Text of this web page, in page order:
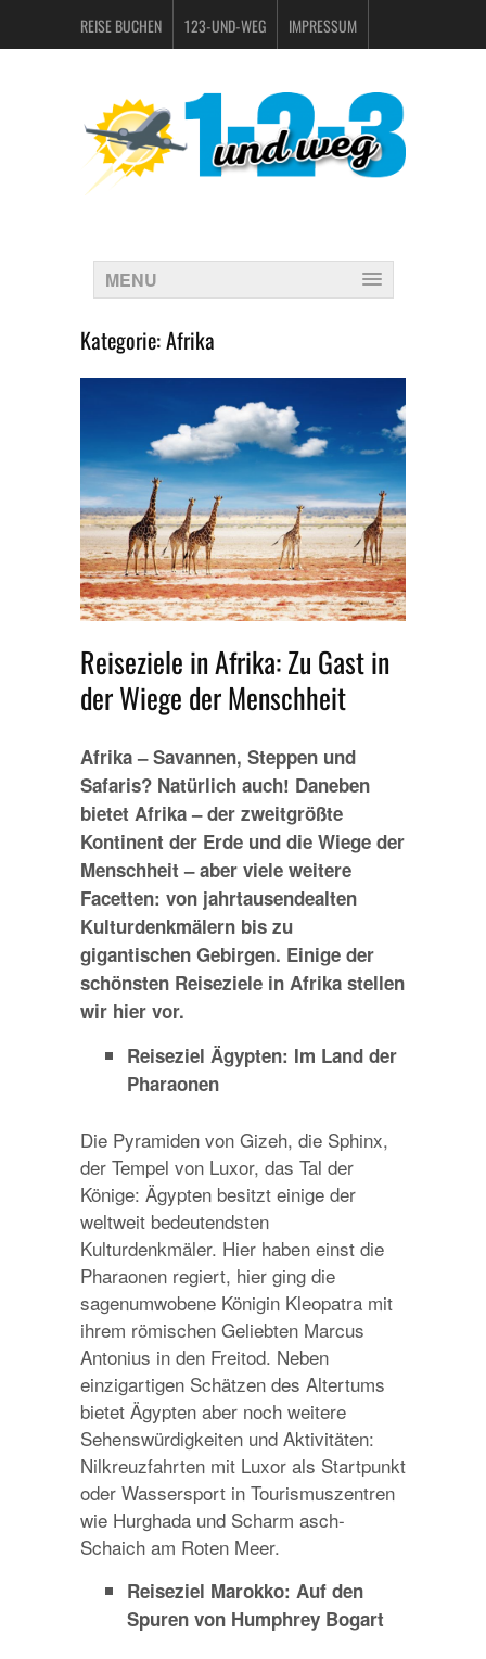
REISE BUCHEN 123-UND-WEG IMPRESSUM
MENU
Kategorie:Afrika
Reiseziele in Afrika: Zu Gast in
der Wiege der Menschheit
Afrika – Savannen, Steppen und
Safaris? Natürlich auch! Daneben
bietet Afrika – der zweitgrößte
Kontinent der Erde und die Wiege der
Menschheit – aber viele weitere
Facetten: von jahrtausendealten
Kulturdenkmälern bis zu
gigantischen Gebirgen. Einige der
schönsten Reiseziele in Afrika stellen
wir hier vor.
Reiseziel Ägypten: Im Land der
Pharaonen
Die Pyramiden von Gizeh, die Sphinx,
der Tempel von Luxor, das Tal der
Könige: Ägypten besitzt einige der
weltweit bedeutendsten
Kulturdenkmäler. Hier haben einst die
Pharaonen regiert, hier ging die
sagenumwobene Königin Kleopatra mit
ihrem römischen Geliebten Marcus
Antonius in den Freitod. Neben
einzigartigen Schätzen des Altertums
bietet Ägypten aber noch weitere
Sehenswürdigkeiten und Aktivitäten:
Nilkreuzfahrten mit Luxor als Startpunkt
oder Wassersport in Tourismuszentren
wie Hurghada und Scharm asch-
Schaich am Roten Meer.
Reiseziel Marokko: Auf den
Spuren von Humphrey Bogart